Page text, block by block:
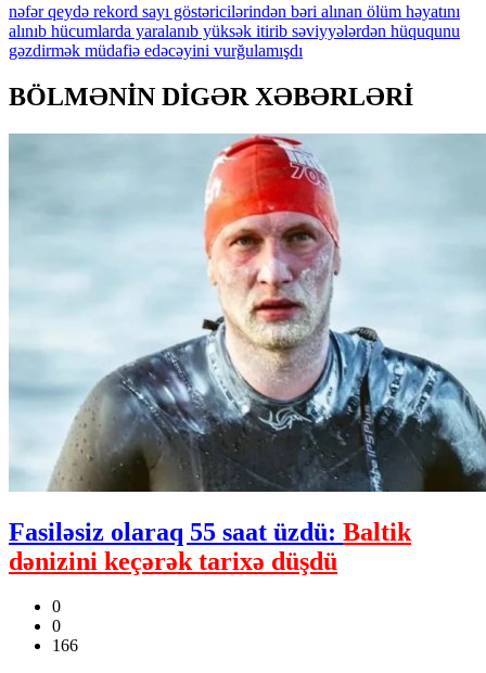
nəfərqeydə rekord sayı göstəricilərindən bəri alınan ölüm həyatını
alınıb hücumlarda yaralanıb yüksək itirib səviyyələrdən hüququnu
gəzdirmək müdafiə edəcəyini vurğulamışdı
BÖLMƏNİN DİGƏR XƏBƏRLƏRİ
Fasiləsiz olaraq 55 saat üzdü: Baltik
dənizini keçərək tarixə düşdü
0
0
166